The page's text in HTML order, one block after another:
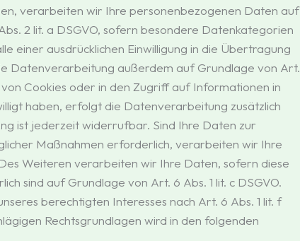
verarbeiten wir Ihre personenbezogenen Daten auf
2 lit. a DSGVO, sofern besondere Datenkategorien
einer ausdrücklichen Einwilligung in die Übertragung
Datenverarbeitung außerdem auf Grundlage von Art.
von Cookies oder in den Zugriff auf Informationen in
haben, erfolgt die Datenverarbeitung zusätzlich
ist jederzeit widerrufbar. Sind Ihre Daten zur
Maßnahmen erforderlich, verarbeiten wir Ihre
Weiteren verarbeiten wir Ihre Daten, sofern diese
sind auf Grundlage von Art. 6 Abs. 1 lit. c DSGVO.
berechtigten Interesses nach Art. 6 Abs. 1 lit. f
Rechtsgrundlagen wird in den folgenden